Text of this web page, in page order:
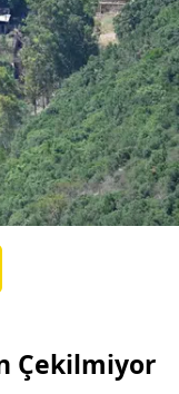
Çekilmiyor